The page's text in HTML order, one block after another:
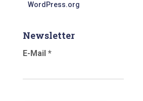
WordPress.org
Newsletter
E-Mail *